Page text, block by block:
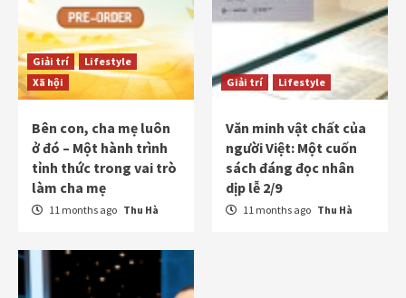
Giải trí
Lifestyle
Xã hội
Bên con, cha mẹ luôn
ở đó – Một hành trình
tỉnh thức trong vai trò
làm cha mẹ
11 months ago Thu Hà
Giải trí Lifestyle
Văn minh vật chất của
người Việt: Một cuốn
sách đáng đọc nhân
dịp lễ 2/9
11 months ago Thu Hà